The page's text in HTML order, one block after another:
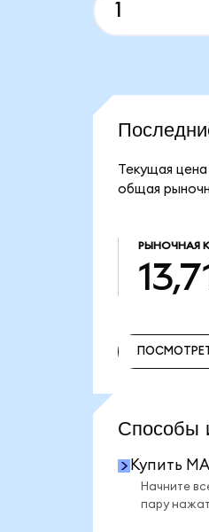
Текущая
общая
РЫНОЧНАЯ
Способы
Купить
Начните
пару